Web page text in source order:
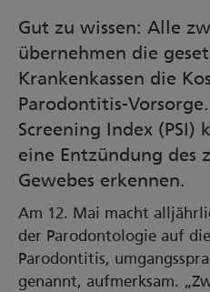
Gut zu wissen: Alle
übernehmen die
Krankenkassen die
Parodontitis-
Screening Index (PSI)
eine Entzündung des
Gewebes erkennen.
Am 12. Mai macht
der Parodontologie auf
Parodontitis,
genannt, aufmerksam.